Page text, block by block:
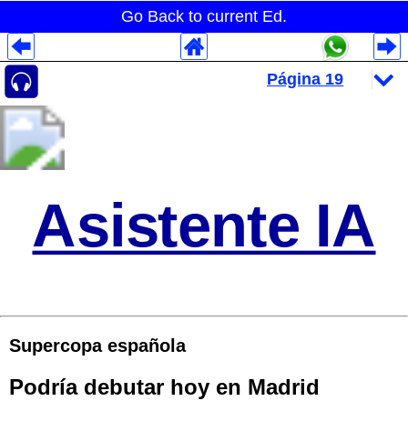
Go Back to current Ed.
Asistente IA
Supercopa española
Podría debutar hoy en Madrid
Despliegues Analytics
Despliegues Totales
Despliegues por Rubros